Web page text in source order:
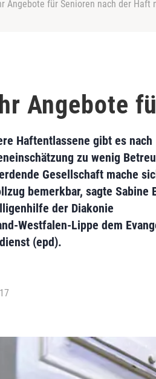
Angebote für Senioren nach der Haft
Angebote
Haftentlassene gibt es nach
zu wenig
Gesellschaft mache
bemerkbar, sagte Sabine
der Diakonie
Westfalen-Lippe dem
(epd).